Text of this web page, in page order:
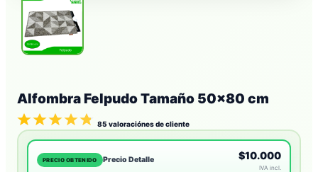
Alfombra Felpudo Tamaño 50×80 cm
85 valoraciónes de cliente
PRECIO OBTENIDO Precio Detalle $10.000
IVA incl.